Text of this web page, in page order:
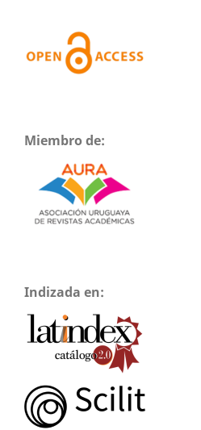
Miembro de:
Indizada en: